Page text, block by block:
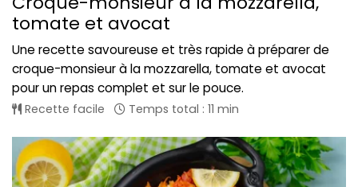
tomate et avocat
Une recette savoureuse et très rapide à préparer de
croque-monsieur à la mozzarella, tomate et avocat
pour un repas complet et sur le pouce.
Recette facile Temps total : 11 min